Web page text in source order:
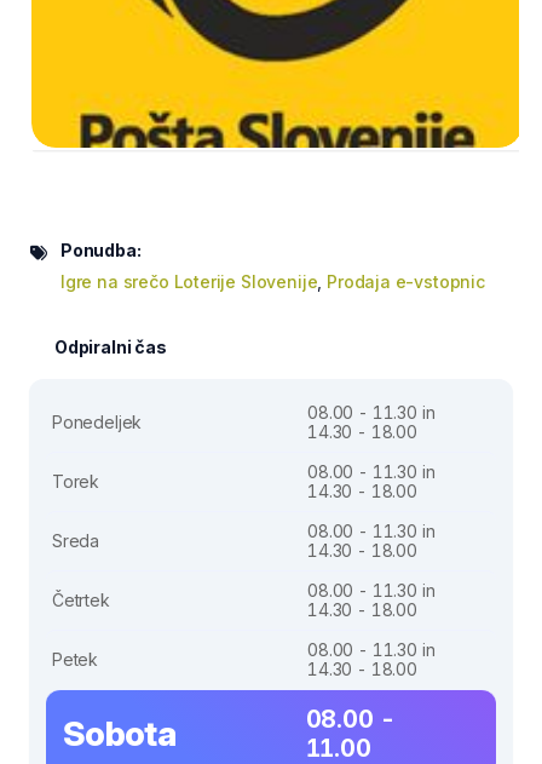
Ponudba:
Igre na srečo Loterije Slovenije Prodaja e-vstopnic
Odpiralni čas
Ponedeljek
08.00 - 11.30 in
14.30 - 18.00
Torek
08.00 - 11.30 in
14.30 - 18.00
Sreda
08.00 - 11.30 in
14.30 - 18.00
Četrtek
08.00 - 11.30 in
14.30 - 18.00
Petek
08.00 - 11.30 in
14.30 - 18.00
Sobota
08.00 -
11.00